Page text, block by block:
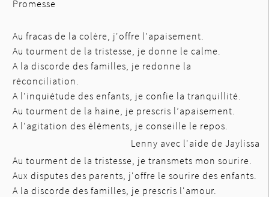
Promesse
Au fracas de la colère, j'offre l'apaisement.
Au tourment de la tristesse, je donne le calme.
A la discorde des familles, je redonne la
réconciliation.
A l'inquiétude des enfants, je confie la tranquillité.
Au tourment de la haine, je prescris l’apaisement.
A l'agitation des éléments, je conseille le repos.
Lenny avec l'aide de Jaylissa
Au tourment de la tristesse, je transmets mon sourire.
Aux disputes des parents, j'offre le sourire des enfants.
A la discorde des familles, je prescris l'amour.